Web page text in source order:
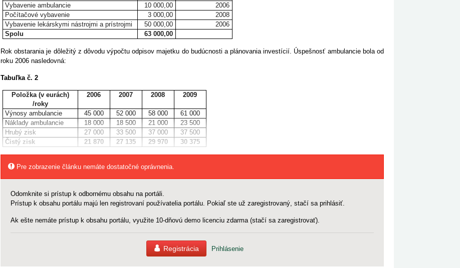
Vybavenie ambulancie 10 000,00
2006
Počítačové vybavenie
3 000,00
2008
Vybavenie lekárskymi nástrojmi a prístrojmi
50 000,00
2006
Spolu
63 000,00
Rok obstarania je dôležitý z dôvodu výpočtu odpisov majetku do budúcnosti a plánovania investícií. Úspešnosť ambulancie bola od
roku 2006 nasledovná:
Tabuľka č. 2
Položka (v eurách)
/roky
2006 2007 2008 2009
Výnosy ambulancie 45 000 52 000 58 000
61 000
Náklady ambulancie
18 000 18 500 21 000
23 500
Hrubý zisk
27 000 33 500 37 000
37 500
Čistý zisk
21 870 27 135 29 970 30 375
Pre zobrazenie článku nemáte dostatočné oprávnenia.
Odomknite si prístup k odbornému obsahu na portáli.
Prístup k obsahu portálu majú len registrovaní používatelia portálu. Pokiaľ ste už zaregistrovaný, stačí sa prihlásiť.
Ak ešte nemáte prístup k obsahu portálu, využite 10-dňovú demo licenciu zdarma (stačí sa zaregistrovať).
Registrácia Prihlásenie